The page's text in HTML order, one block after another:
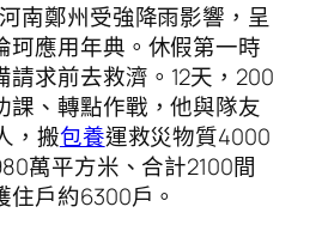
南鄭州受強降雨影響，呈
珂應用年典。休假第一時
請求前去救濟。12天，200
課、轉點作戰，他與隊友
，搬包養運救災物質4000
萬平方米、合計2100間
住戶約6300戶。